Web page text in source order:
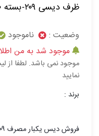
ظرف دیسی ۲۰۹-بسته ۵۰۰ عددی
وضعیت : ناموجود
موجود شد به من
موجود نمی باشد. لطفا از
نمایید
برند :